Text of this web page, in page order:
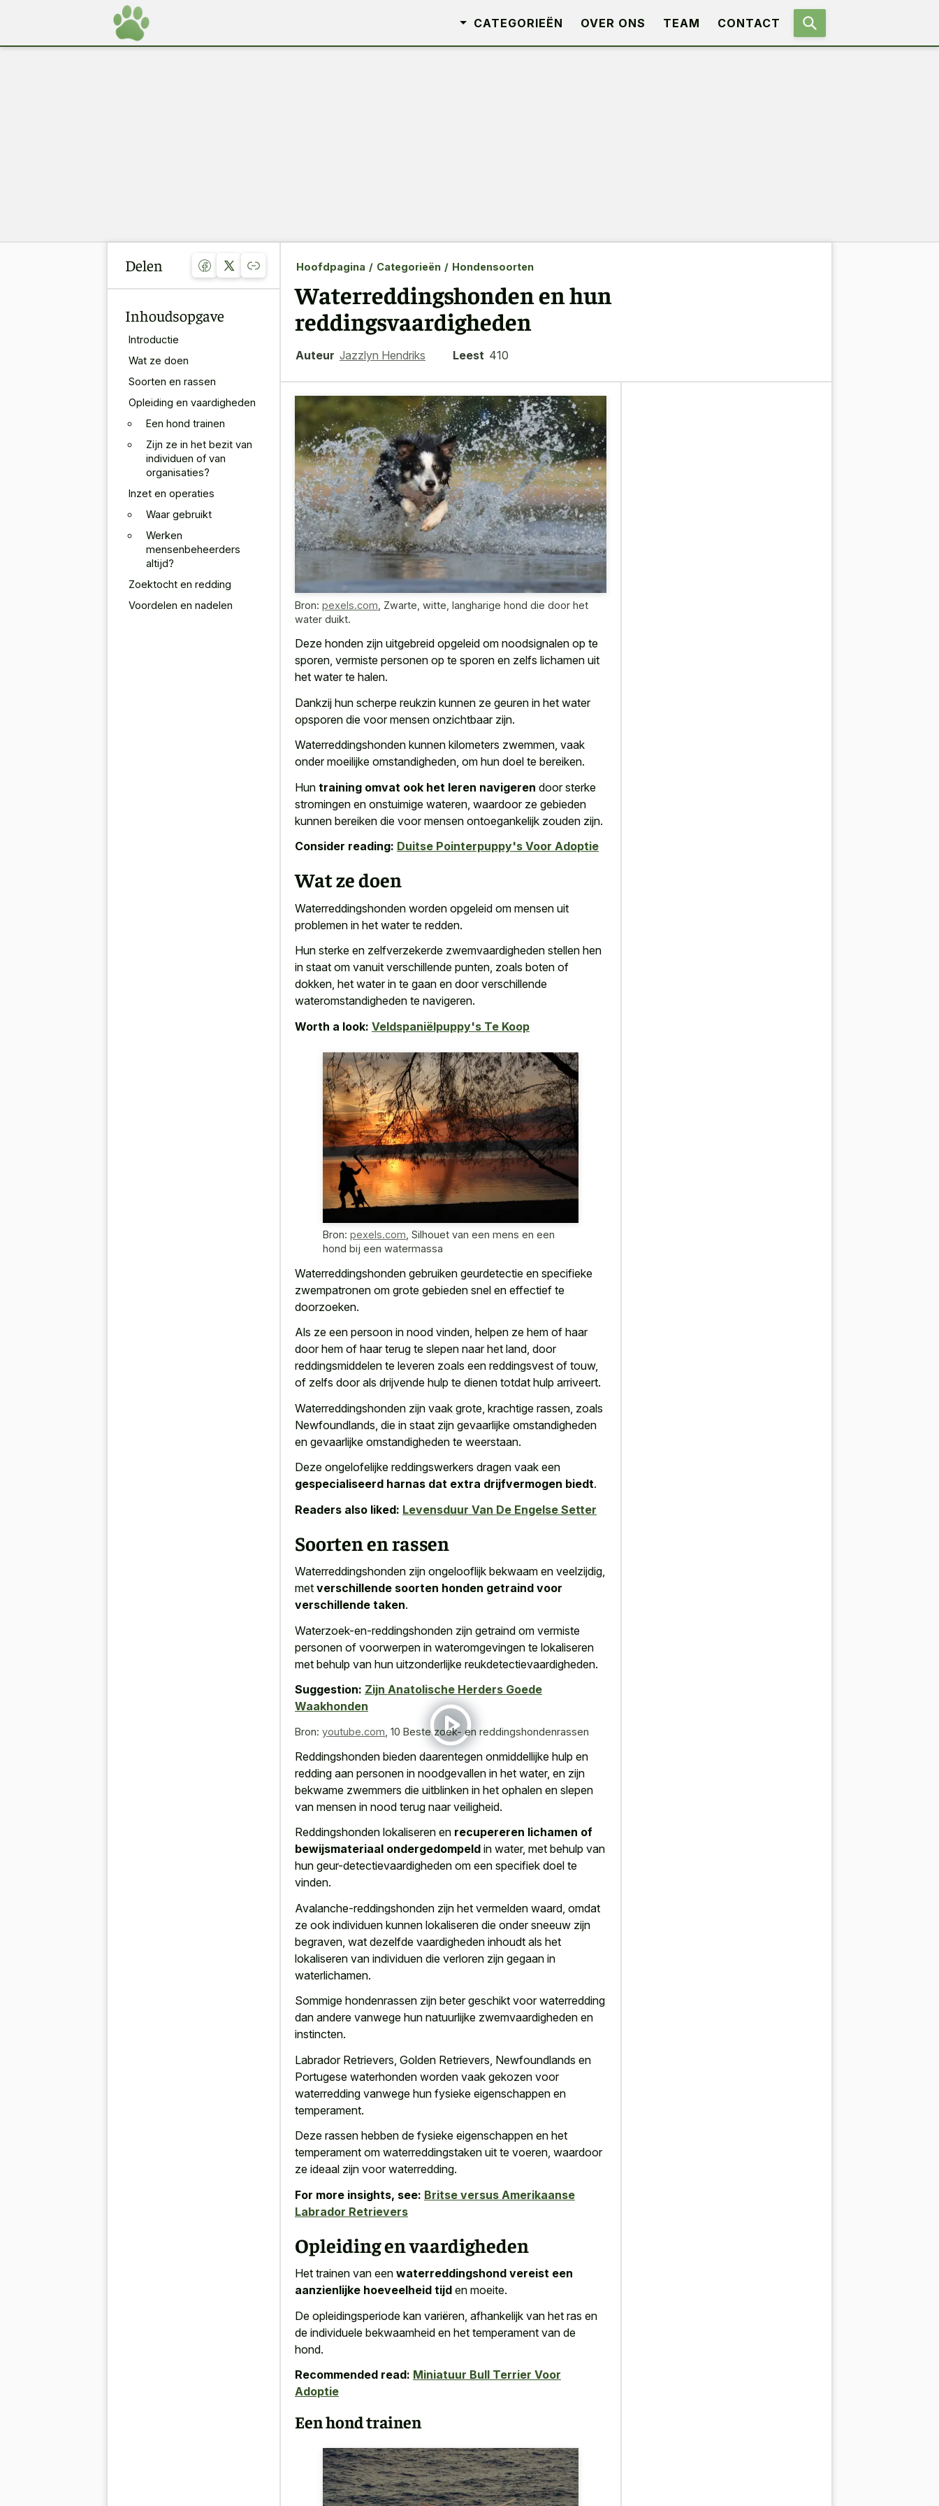
CATEGORIEËN OVER ONS TEAM CONTACT
Delen
Inhoudsopgave
Introductie
Wat ze doen
Soorten en rassen
Opleiding en vaardigheden
Een hond trainen
Zijn ze in het bezit van
individuen of van
organisaties?
Inzet en operaties
Waar gebruikt
Werken
mensenbeheerders
altijd?
Zoektocht en redding
Voordelen en nadelen
Hoofdpagina / Categorieën / Hondensoorten
Waterreddingshonden en hun
reddingsvaardigheden
Auteur Jazzlyn Hendriks Leest 410
Bron: pexels.com Zwarte, witte, langharige hond die door het
water duikt.
Deze honden zijn uitgebreid opgeleid om noodsignalen op te
sporen, vermiste personen op te sporen en zelfs lichamen uit
het water te halen.
Dankzij hun scherpe reukzin kunnen ze geuren in het water
opsporen die voor mensen onzichtbaarzijn.
Waterreddingshonden kunnen kilometers zwemmen, vaak
onder moeilijke omstandigheden, om hun doel te bereiken.
Hun training omvat ook het leren navigeren door sterke
stromingen en onstuimige wateren, waardoor ze gebieden
kunnen bereiken die voor mensen ontoegankelijk zouden zijn.
Consider reading: Duitse Pointerpuppy's Voor Adoptie
Wat ze doen
Waterreddingshonden worden opgeleid om mensen uit
problemen in het water te redden.
Hun sterke en zelfverzekerde zwemvaardigheden stellen hen
in staat om vanuit verschillende punten, zoals boten of
dokken, het water in te gaan en door verschillende
wateromstandigheden te navigeren.
Worth a look: Veldspaniëlpuppy's Te Koop
Bron: pexels.com, Silhouet van een mens en een
hond bij een watermassa
Waterreddingshonden gebruiken geurdetectie en specifieke
zwempatronen om grote gebieden snel en effectief te
doorzoeken.
Als ze een persoon in nood vinden, helpen ze hem of haar
door hem of haar terug te slepen naar het land, door
reddingsmiddelen te leveren zoals een reddingsvest of touw,
of zelfs door als drijvende hulp te dienen totdat hulp arriveert.
Waterreddingshonden zijn vaak grote, krachtige rassen, zoals
Newfoundlands, die in staat zijn gevaarlijke omstandigheden
en gevaarlijke omstandigheden te weerstaan.
Deze ongelofelijke reddingswerkers dragen vaak een
gespecialiseerd harnas dat extra drijfvermogen biedt.
Readers also liked: Levensduur Van De Engelse Setter
Soorten en rassen
Waterreddingshonden zijn ongelooflijk bekwaam en veelzijdig,
met verschillende soorten honden getraind voor
verschillende taken.
Waterzoek-en-reddingshonden zijn getraind om vermiste
personen of voorwerpen in wateromgevingen te lokaliseren
met behulp van hun uitzonderlijke reukdetectievaardigheden.
Suggestion: Zijn Anatolische Herders Goede
Waakhonden
Bron: youtube.com, 10 Beste zoek- en reddingshondenrassen
Reddingshonden bieden daarentegen onmiddellijke hulp en
redding aan personen in noodgevallen in het water, en zijn
bekwame zwemmers die uitblinken in het ophalen en slepen
van mensen in nood terug naar veiligheid.
Reddingshonden lokaliseren en recupereren lichamen of
bewijsmateriaal ondergedompeld in water, met behulp van
hun geur-detectievaardigheden om een specifiek doel te
vinden.
Avalanche-reddingshonden zijn het vermelden waard, omdat
ze ook individuen kunnen lokaliseren die onder sneeuw zijn
begraven, wat dezelfde vaardigheden inhoudt als het
lokaliseren van individuen die verloren zijn gegaan in
waterlichamen.
Sommige hondenrassen zijn beter geschikt voor waterredding
dan andere vanwege hun natuurlijke zwemvaardigheden en
instincten.
Labrador Retrievers, Golden Retrievers, Newfoundlands en
Portugese waterhonden worden vaak gekozen voor
waterredding vanwege hun fysieke eigenschappen en
temperament.
Deze rassen hebben de fysieke eigenschappen en het
temperament om waterreddingstaken uit te voeren, waardoor
ze ideaal zijn voor waterredding.
For more insights, see: Britse versus Amerikaanse
Labrador Retrievers
Opleiding en vaardigheden
Het trainen van een waterreddingshond vereist een
aanzienlijke hoeveelheid tijd en moeite.
De opleidingsperiode kan variëren, afhankelijk van het ras en
de individuele bekwaamheid en het temperament van de
hond.
Recommended read: Miniatuur Bull Terrier Voor
Adoptie
Een hond trainen